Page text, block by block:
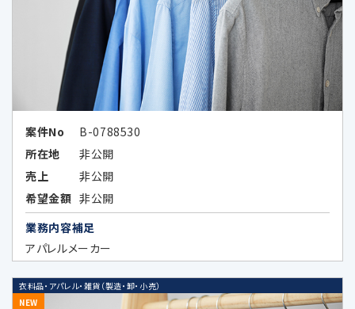
次条に定める外国にある第三者に提供
する場合
その他法令の規定により個人情報の第三
者提供が認められている場合
5.外国にある第三者への提供
当社は、外国に所在する以下の企業が提供す
る広告サービスを利用した広告活動を行って
おり、当該広告サービスにおける広告効果を
分析する目的で、当該企業に対し、お客様の個
人データの全部又は一部を特定の個人を識別
案件No
B-0788530
所在地
非公開
売上
非公開
希望金額 非公開
業務内容補足
アパレルメーカー
衣料品・アパレル・雑貨（製造・卸・小売）
NEW